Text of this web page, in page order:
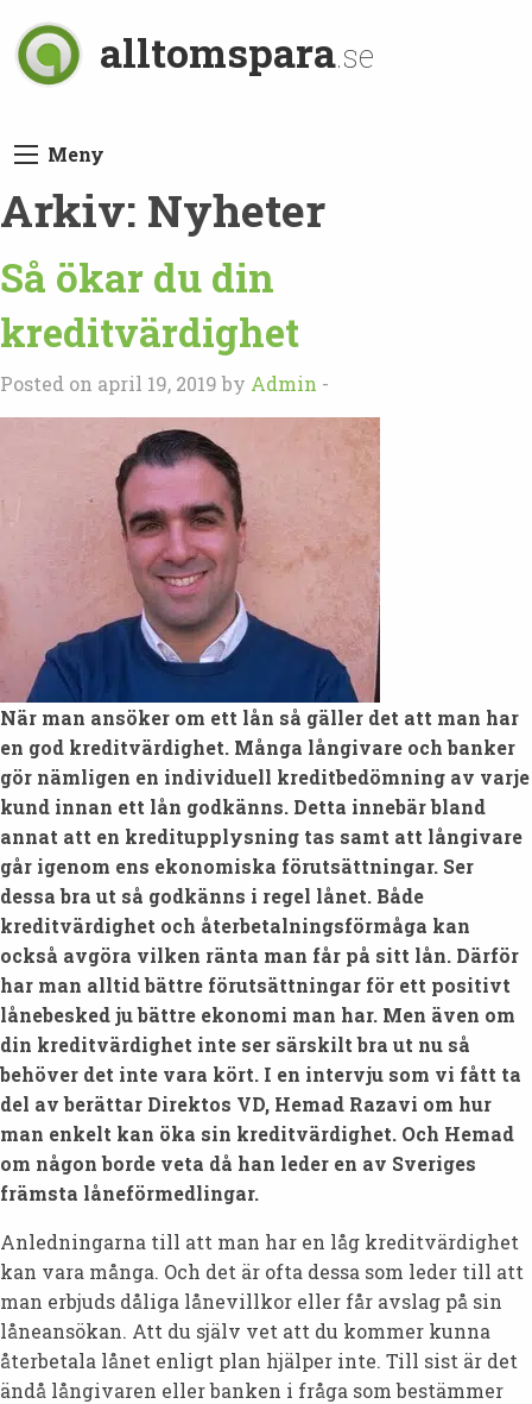
alltomspara.se
Meny
Arkiv: Nyheter
Så ökar du din
kreditvärdighet
Posted on april 19, 2019 by Admin -
När man ansöker om ett lån så gäller det att man har
en god kreditvärdighet. Många långivare och banker
gör nämligen en individuell kreditbedömning av varje
kund innan ett lån godkänns. Detta innebär bland
annat att en kreditupplysning tas samt att långivare
går igenom ens ekonomiska förutsättningar. Ser
dessa bra ut så godkänns i regel lånet. Både
kreditvärdighet och återbetalningsförmåga kan
också avgöra vilken ränta man får på sitt lån. Därför
har man alltid bättre förutsättningar för ett positivt
lånebesked ju bättre ekonomi man har. Men även om
din kreditvärdighet inte ser särskilt bra ut nu så
behöver det inte vara kört. I en intervju som vi fått ta
del av berättar Direktos VD, Hemad Razavi om hur
man enkelt kan öka sin kreditvärdighet. Och Hemad
om någon borde veta då han leder en av Sveriges
främsta låneförmedlingar.
Anledningarna till att man har en låg kreditvärdighet
kan vara många. Och det är ofta dessa som leder till att
man erbjuds dåliga lånevillkor eller får avslag på sin
låneansökan. Att du själv vet att du kommer kunna
återbetala lånet enligt plan hjälper inte. Till sist är det
ändå långivaren eller banken i fråga som bestämmer